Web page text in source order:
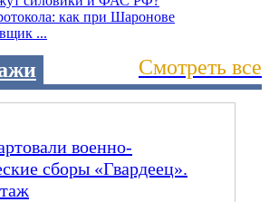
как при Шаронове
...
Смотреть все
военно-
сборы «Гвардеец».